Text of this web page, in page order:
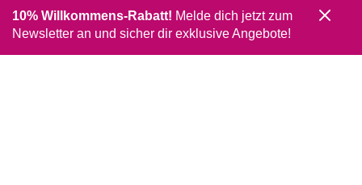
10% Willkommens-Rabatt! Melde dich jetzt zum
Newsletter an und sicher dir exklusive Angebote!